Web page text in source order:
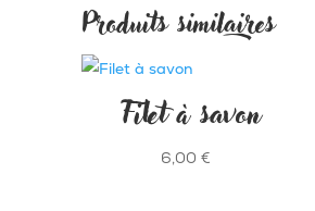
Produits similaires
Filet à savon
6,00€